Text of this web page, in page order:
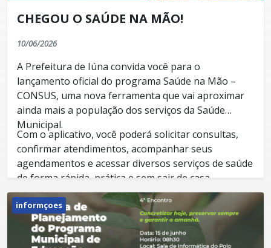
CHEGOU O SAÚDE NA MÃO!
10/06/2026
A Prefeitura de Iúna convida você para o
lançamento oficial do programa Saúde na Mão –
CONSUS, uma nova ferramenta que vai aproximar
ainda mais a população dos serviços da Saúde
Municipal.
Com o aplicativo, você poderá solicitar consultas,
confirmar atendimentos, acompanhar seus
agendamentos e acessar diversos serviços de saúde
de forma rápida, prática e sem sair de casa.
Local: Praça do Ginásio de Esportes
Data: 18 de junho (quinta-feira)
Horário: 16h
informçoes